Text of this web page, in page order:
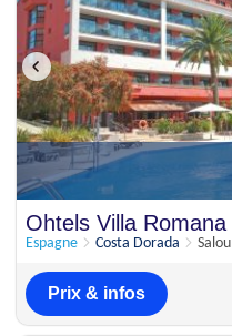
Ohtels Villa Romana
Espagne Costa Dorada Salou
Prix & infos